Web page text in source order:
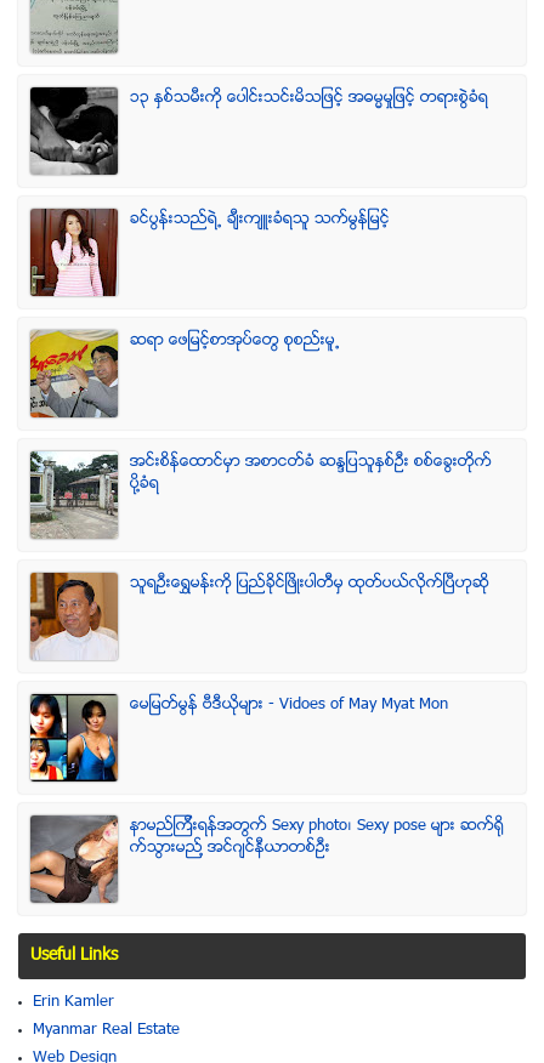
၁၃ ႏွစ္သမီးကို ေပါင္းသင္းမိသျဖင့္ အဓမၼမႈျဖင့္ တရားစြဲခံရ
ခင္ပြန္းသည္ရဲ႕ ခ်ီးက်ဴးခံရသူ သက္မြန္ျမင့္
ဆရာ ေဖျမင့္စာအုပ္ေတြ စုစည္းမူ႕
အင္းစိန္ေထာင္မွာ အစာငတ္ခံ ဆႏၵျပသူႏွစ္ဦး စစ္ေခြးတုိက္
ပုိ႔ခံရ
သူရဦးေရႊမန္းကို ျပည္ခိုင္ျဖိဳးပါတီမွ ထုတ္ပယ္လိုက္ျပီဟုဆို
ေမျမတ္မြန္ ဗီဒီယုိမ်ား - Vidoes of May Myat Mon
နာမည္ၾကီးရန္အတြက္ Sexy photo၊ Sexy pose မ်ား ဆက္ရို
က္သြားမည္႔ အင္ဂ်င္နီယာတစ္ဦး
Useful Links
Erin Kamler
Myanmar Real Estate
Web Design